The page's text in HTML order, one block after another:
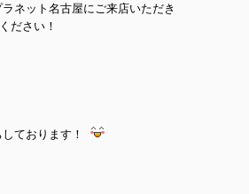
ネット名古屋にご来店いただき
ださい！
ております ！